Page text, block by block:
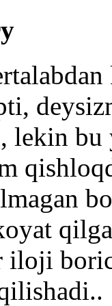
lekin
iloji